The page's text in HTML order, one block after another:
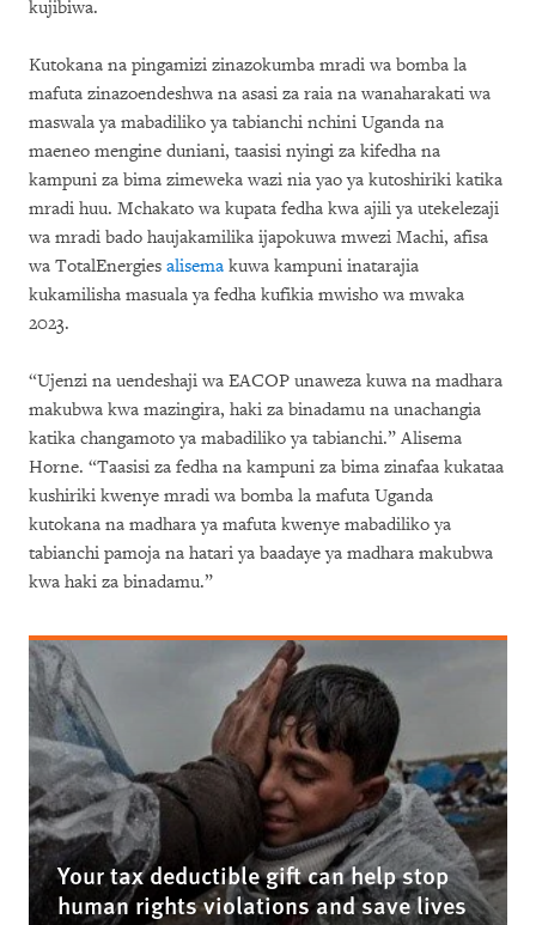
kujibiwa.
Kutokana na pingamizi zinazokumba mradi wa bomba la
mafuta zinazoendeshwa na asasi za raia na wanaharakati wa
maswala ya mabadiliko ya tabianchi nchini Uganda na
maeneo mengine duniani, taasisi nyingi za kifedha na
kampuni za bima zimeweka wazi nia yao ya kutoshiriki katika
mradi huu. Mchakato wa kupata fedha kwa ajili ya utekelezaji
wa mradi bado haujakamilika ijapokuwa mwezi Machi, afisa
wa TotalEnergies alisema kuwa kampuni inatarajia
kukamilisha masuala ya fedha kufikia mwisho wa mwaka
2023.
“Ujenzi na uendeshaji wa EACOP unaweza kuwa na madhara
makubwa kwa mazingira, haki za binadamu na unachangia
katika changamoto ya mabadiliko ya tabianchi.” Alisema
Horne. “Taasisi za fedha na kampuni za bima zinafaa kukataa
kushiriki kwenye mradi wa bomba la mafuta Uganda
kutokana na madhara ya mafuta kwenye mabadiliko ya
tabianchi pamoja na hatari ya baadaye ya madhara makubwa
kwa haki za binadamu.”
Your tax deductible gift can help stop
human rights violations and save lives